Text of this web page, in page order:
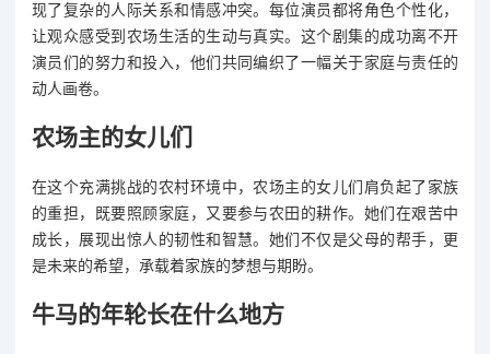
现了复杂的人际关系和情感冲突。每位演员都将角色个性化，
让观众感受到农场生活的生动与真实。这个剧集的成功离不开
演员们的努力和投入，他们共同编织了一幅关于家庭与责任的
动人画卷。
农场主的女儿们
在这个充满挑战的农村环境中，农场主的女儿们肩负起了家族
的重担，既要照顾家庭，又要参与农田的耕作。她们在艰苦中
成长，展现出惊人的韧性和智慧。她们不仅是父母的帮手，更
是未来的希望，承载着家族的梦想与期盼。
牛马的年轮长在什么地方